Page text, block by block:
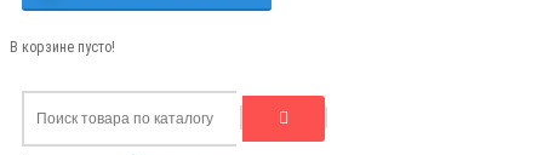
В корзине пусто!